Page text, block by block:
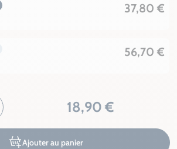
37,80 €
56,70 €
18,90 €
Ajouter au panier